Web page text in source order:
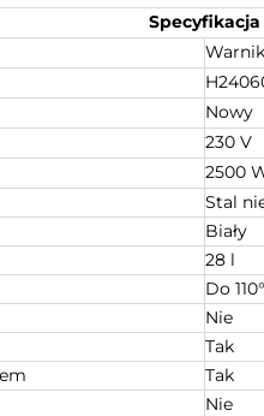
Specyfikacja
Nowy
230 V
2500
Stal
Biały
28 l
Do
Nie
Tak
Tak
Nie